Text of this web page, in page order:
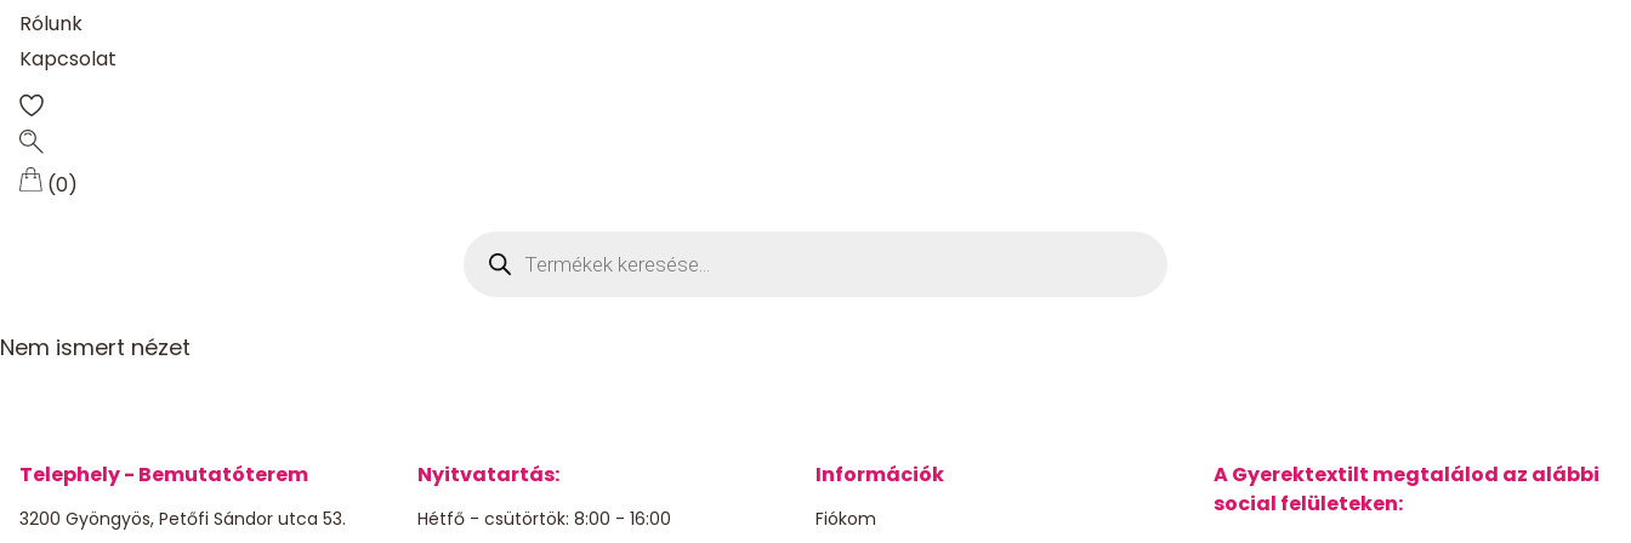
Rólunk
Kapcsolat
(0)
search
Nem ismert nézet
Telephely - Bemutatóterem
3200 Gyöngyös, Petőfi Sándor utca 53.
Nyitvatartás:
Hétfő - csütörtök: 8:00 - 16:00
Információk
Fiókom
A Gyerektextilt megtalálod az alábbi
social felületeken: